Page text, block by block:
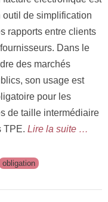
outil de simplification
rapports entre clients
Dans le
des marchés
son usage est
pour les
de taille intermédiaire
TPE. Lire la suite …
obligation